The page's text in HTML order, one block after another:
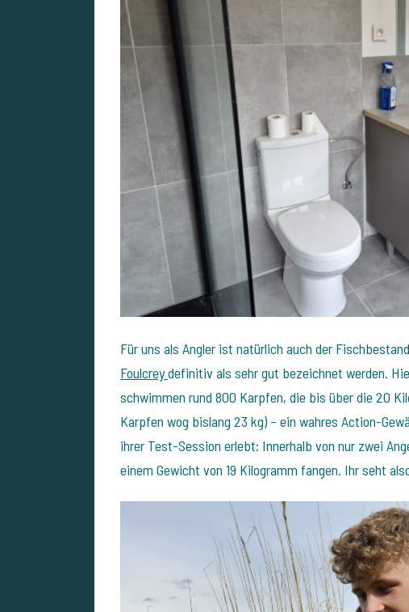
Für uns als Angler ist natürlich auch der
Foulcreydefinitiv als sehr gut bezeichnet werden.
schwimmen rund 800 Karpfen, die bis über die 20
Karpfen wog bislang 23 kg) – ein wahres Action-
ihrer Test-Session erlebt: Innerhalb von nur zwei
einem Gewicht von 19 Kilogramm fangen. Ihr seht